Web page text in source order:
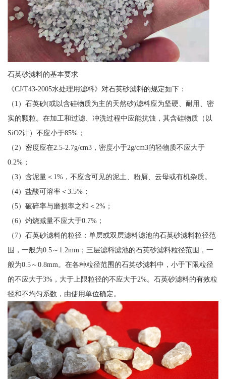
石英砂滤料的基本要求
《CJ/T43-2005水处理用滤料》对石英砂滤料的规定如下：
（1）石英砂(或以含硅物质为主的天然砂)滤料应为坚硬、耐用、密
实的颗粒。在加工和过滤、冲洗过程中应能抗蚀，其含硅物质（以
SiO2计）不应小于85%；
（2）密度应在2.5-2.7g/cm3，密度小于2g/cm3的轻物质不应大于
0.2%；
（3）含泥量＜1%，不应含可见的泥土、粉屑、云母或有机杂质。
（4）盐酸可溶率＜3.5%；
（5）破碎率与磨损率之和＜2%；
（6）灼烧减量不应大于0.7%；
（7）石英砂滤料的粒径：单层或双层滤料滤池的石英砂滤料粒径范
围，一般为0.5～1.2mm；三层滤料滤池的石英砂滤料粒径范围，一
般为0.5～0.8mm。在各种粒径范围的石英砂滤料中，小于下限粒径
的不应大于3%，大于上限粒径的不应大于2%。石英砂滤料的有效粒
径和不均匀系数，由使用单位确定。